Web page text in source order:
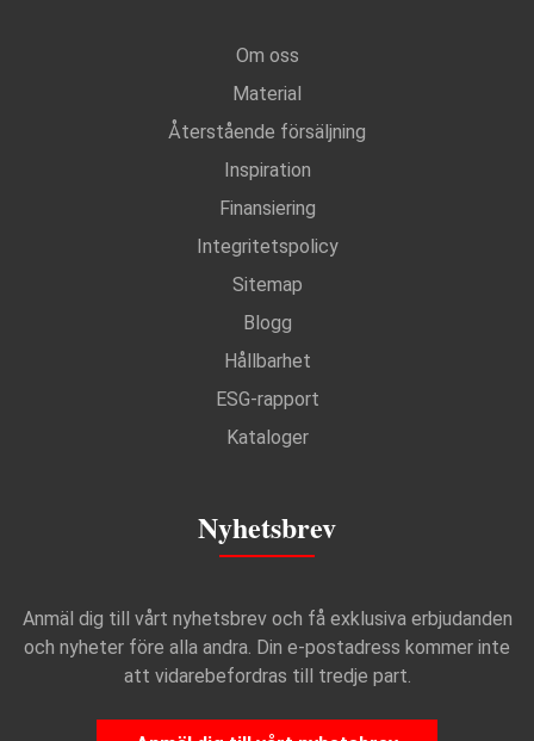
Om oss
Material
Återstående försäljning
Inspiration
Finansiering
Integritetspolicy
Sitemap
Blogg
Hållbarhet
ESG-rapport
Kataloger
Nyhetsbrev
Anmäl dig till vårt nyhetsbrev och få exklusiva erbjudanden
och nyheter före alla andra. Din e-postadress kommer inte
att vidarebefordras till tredje part.